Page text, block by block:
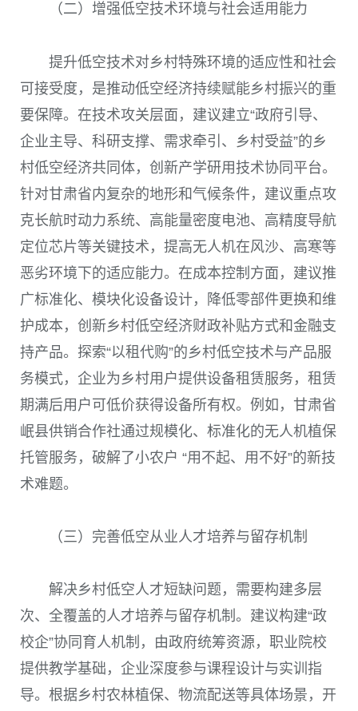
（二）增强低空技术环境与社会适用能力
提升低空技术对乡村特殊环境的适应性和社会
可接受度，是推动低空经济持续赋能乡村振兴的重
要保障。在技术攻关层面，建议建立“政府引导、
企业主导、科研支撑、需求牵引、乡村受益”的乡
村低空经济共同体，创新产学研用技术协同平台。
针对甘肃省内复杂的地形和气候条件，建议重点攻
克长航时动力系统、高能量密度电池、高精度导航
定位芯片等关键技术，提高无人机在风沙、高寒等
恶劣环境下的适应能力。在成本控制方面，建议推
广标准化、模块化设备设计，降低零部件更换和维
护成本，创新乡村低空经济财政补贴方式和金融支
持产品。探索“以租代购”的乡村低空技术与产品服
务模式，企业为乡村用户提供设备租赁服务，租赁
期满后用户可低价获得设备所有权。例如，甘肃省
岷县供销合作社通过规模化、标准化的无人机植保
托管服务，破解了小农户 “用不起、用不好”的新技
术难题。
（三）完善低空从业人才培养与留存机制
解决乡村低空人才短缺问题，需要构建多层
次、全覆盖的人才培养与留存机制。建议构建“政
校企”协同育人机制，由政府统筹资源，职业院校
提供教学基础，企业深度参与课程设计与实训指
导。根据乡村农林植保、物流配送等具体场景，开